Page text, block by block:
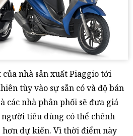
nhà sản xuất Piaggio tới
tùy vào sự sẵn có và độ bán
các nhà phân phối sẽ đưa giá
tiêu dùng có thể chênh
hơn dự kiến. Vì thời điểm này